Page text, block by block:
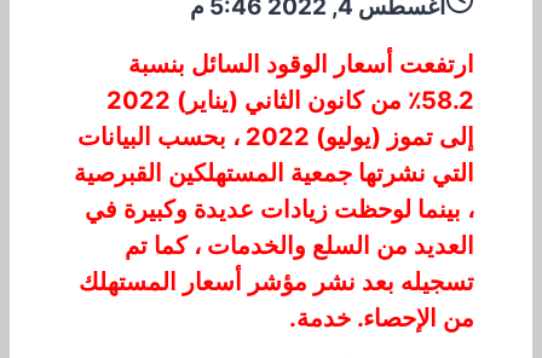
أغسطس 4, 2022 5:46 م
ارتفعت أسعار الوقود السائل بنسبة
58.2٪ من كانون الثاني (يناير) 2022
إلى تموز (يوليو) 2022 ، بحسب البيانات
التي نشرتها جمعية المستهلكين القبرصية
، بينما لوحظت زيادات عديدة وكبيرة في
العديد من السلع والخدمات ، كما تم
تسجيله بعد نشر مؤشر أسعار المستهلك
من الإحصاء. خدمة.